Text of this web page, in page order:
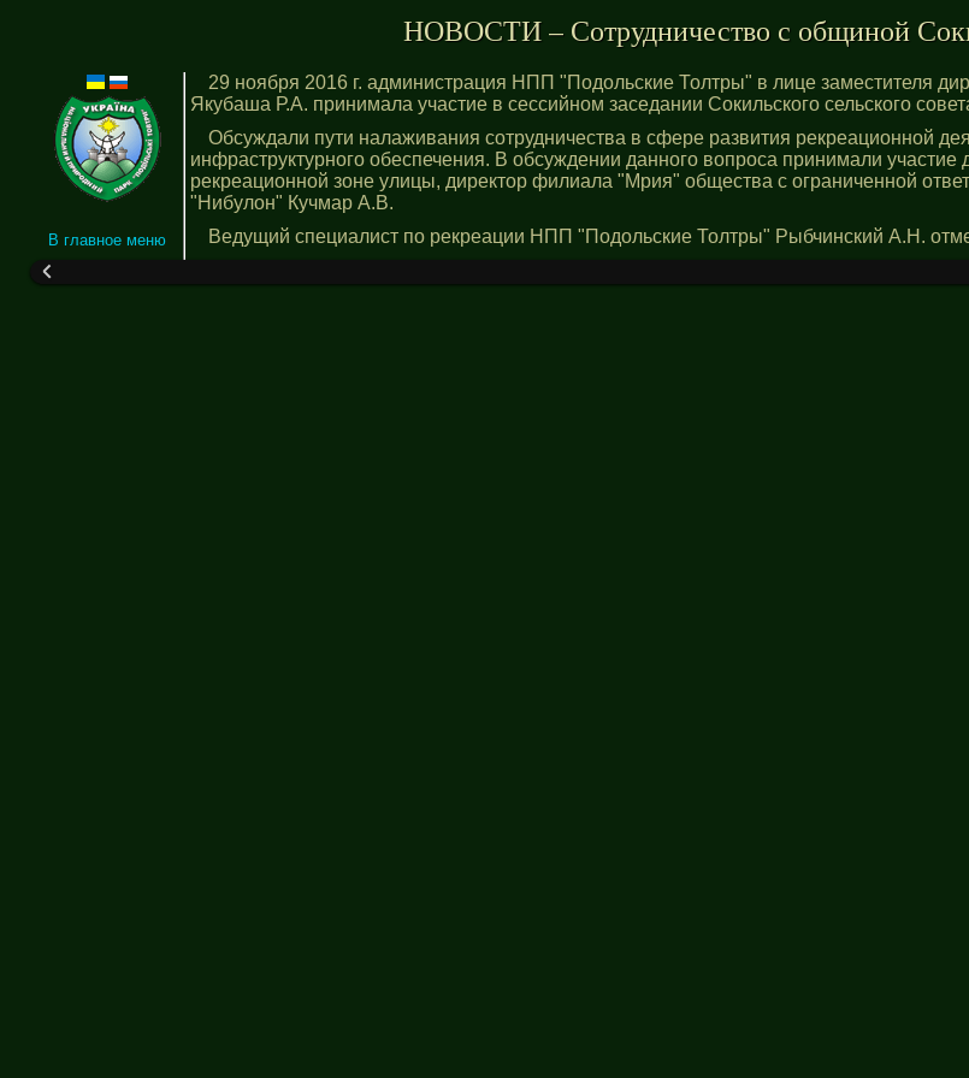
НОВОСТИ – Сотрудничество с общиной
В главное меню
29 ноября 2016 г. администрация НПП "Подольские Толтры" в лице заместителя
Якубаша Р.А. принимала участие в сессийном заседании Сокильского сельского
Обсуждали пути налаживания сотрудничества в сфере развития рекреационной
инфраструктурного обеспечения. В обсуждении данного вопроса принимали участие
рекреационной зоне улицы, директор филиала "Мрия" общества с ограниченной
"Нибулон" Кучмар А.В.
Ведущий специалист по рекреации НПП "Подольские Толтры" Рыбчинский А.Н.